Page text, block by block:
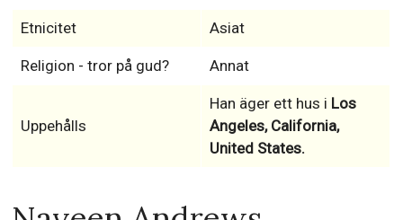
Etnicitet Asiat
Religion - tror på gud? Annat
Uppehålls
Han äger ett hus i Los
Angeles, California,
United States.